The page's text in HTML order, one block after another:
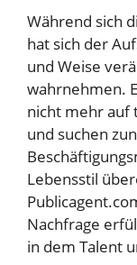
Während sich
hat sich der
und Weise
wahrnehmen.
nicht mehr auf
und suchen
Lebensstil
Nachfrage
in dem Talent